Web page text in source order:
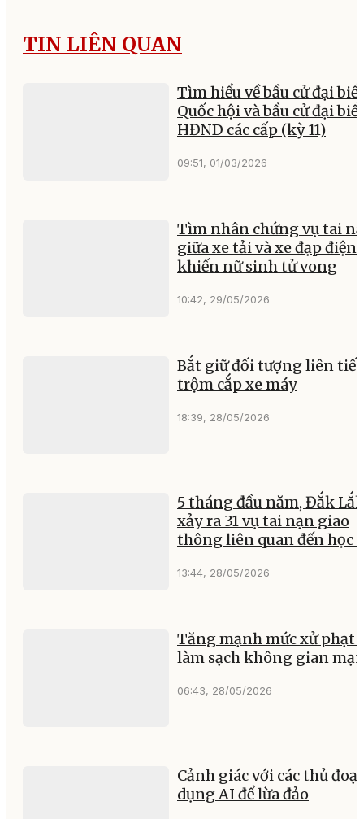
TIN LIÊN QUAN
Tìm hiểu về bầu cử đại
Quốc hội và bầu cử đại
HĐND các cấp (kỳ 11)
09:51, 01/03/2026
Tìm nhân chứng vụ tai
giữa xe tải và xe đạp điện
khiến nữ sinh tử vong
10:42, 29/05/2026
Bắt giữ đối tượng liên
trộm cắp xe máy
18:39, 28/05/2026
5 tháng đầu năm, Đắk Lắk
xảy ra 31 vụ tai nạn giao
thông liên quan đến học
13:44, 28/05/2026
Tăng mạnh mức xử phạt
làm sạch không gian
06:43, 28/05/2026
Cảnh giác với các thủ
dụng AI để lừa đảo